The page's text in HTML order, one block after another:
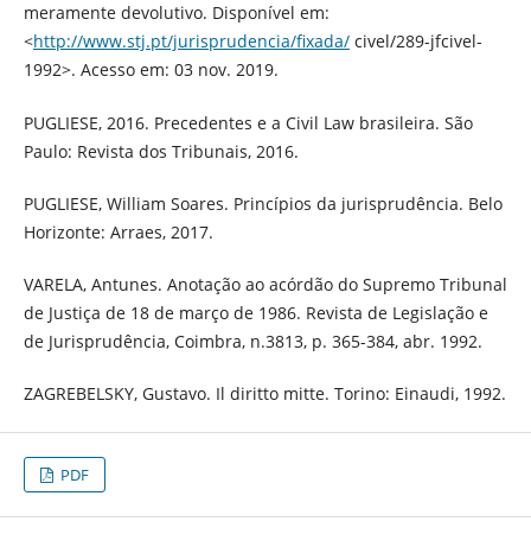
meramente devolutivo. Disponível em:
<http://www.stj.pt/jurisprudencia/fixada/civel/289-jfcivel-
1992>. Acesso em: 03 nov. 2019.
PUGLIESE, 2016. Precedentes e a Civil Law brasileira. São
Paulo: Revista dos Tribunais, 2016.
PUGLIESE, William Soares. Princípios da jurisprudência. Belo
Horizonte: Arraes, 2017.
VARELA, Antunes. Anotação ao acórdão do Supremo Tribunal
de Justiça de 18 de março de 1986. Revista de Legislação e
de Jurisprudência, Coimbra, n.3813, p. 365-384, abr. 1992.
ZAGREBELSKY, Gustavo. Il diritto mitte. Torino: Einaudi, 1992.
PDF